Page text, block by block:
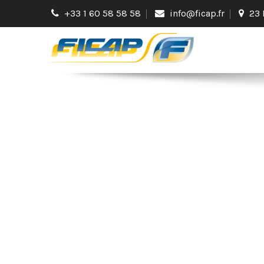
+33 1 60 58 58 58 info@ficap.fr 23